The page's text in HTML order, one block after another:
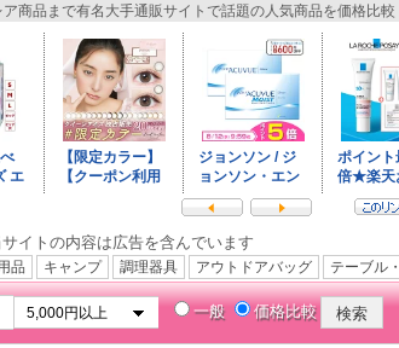
商品まで有名大手通販サイトで話題の人気商品を価格比較
イトの内容は広告を含んでいます
品 キャンプ 調理器具 アウトドアバッグ テーブル
一般 価格比較